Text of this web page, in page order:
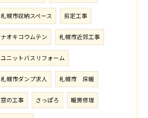
札幌市収納スペース 剪定工事
ナオキコウムテン 札幌市近郊工事
ユニットバスリフォーム
札幌市ダンプ求人 札幌市 床暖
窓の工事 さっぽろ 暖房修理